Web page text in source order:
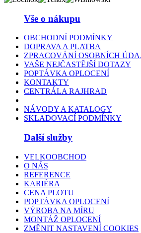
Vše o nákupu
OBCHODNÍ PODMÍNKY
DOPRAVA A PLATBA
ZPRACOVÁNÍ OSOBNÍCH
VAŠE NEJČASTĚJŠÍ DOTAZY
POPTÁVKA OPLOCENÍ
KONTAKTY
CENTRÁLA RAJHRAD
NÁVODY A KATALOGY
SKLADOVACÍ PODMÍNKY
Další služby
VELKOOBCHOD
O NÁS
REFERENCE
KARIÉRA
CENA PLOTU
POPTÁVKA OPLOCENÍ
VÝROBA NA MÍRU
MONTÁŽ OPLOCENÍ
ZMĚNIT NASTAVENÍ COOKIES